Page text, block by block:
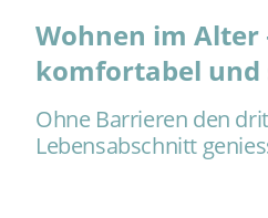
Wohnen im Alter
komfortabel und
Ohne Barrieren den
Lebensabschnitt